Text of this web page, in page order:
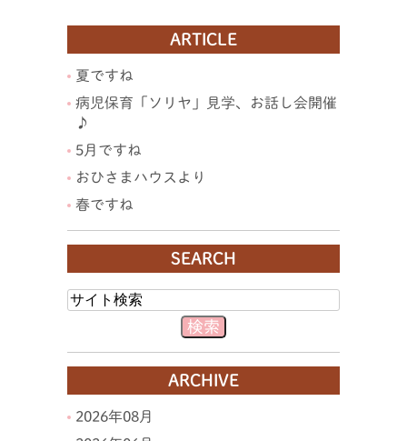
ARTICLE
夏ですね
病児保育「ソリヤ」見学、お話し会開催
♪
5月ですね
おひさまハウスより
春ですね
SEARCH
ARCHIVE
2026年08月